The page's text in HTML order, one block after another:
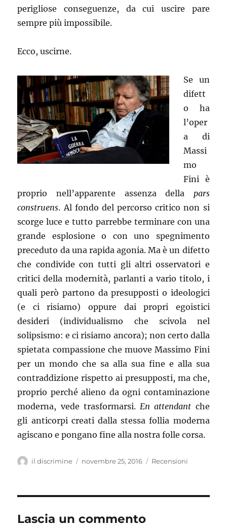
perigliose conseguenze, da cui uscire pare
sempre più impossibile.
Ecco, uscirne.
Se un
difett
o ha
l’oper
a di
Massi
mo
Fini è
proprio nell’apparente assenza della pars
construens. Al fondo del percorso critico non si
scorge luce e tutto parrebbe terminare con una
grande esplosione o con uno spegnimento
preceduto da una rapida agonia. Ma è un difetto
che condivide con tutti gli altri osservatori e
critici della modernità, parlanti a vario titolo, i
quali però partono da presupposti o ideologici
(e ci risiamo) oppure dai propri egoistici
desideri (individualismo che scivola nel
solipsismo: e ci risiamo ancora); non certo dalla
spietata compassione che muove Massimo Fini
per un mondo che sa alla sua fine e alla sua
contraddizione rispetto ai presupposti, ma che,
proprio perché alieno da ogni contaminazione
moderna, vede trasformarsi. En attendant che
gli anticorpi creati dalla stessa follia moderna
agiscano e pongano fine alla nostra folle corsa.
Autore
il discrimine
Pubblicato
novembre 25, 2016 Categorie
Recensioni
Lascia un commento